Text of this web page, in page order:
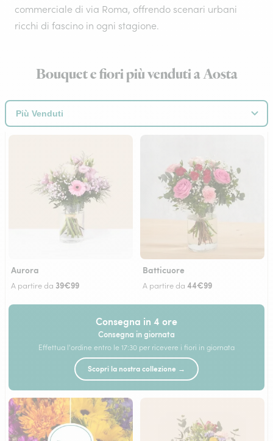
commerciale di via Roma, offrendo scenari urbani
ricchi di fascino in ogni stagione.
Bouquet e fiori più venduti a Aosta
Aurora
A partire da 39€99
Batticuore
A partire da 44€99
Consegna in 4 ore
Consegna in giornata
Effettua l'ordine entro le 17:30 per ricevere i fiori in giornata
Scopri la nostra collezione →